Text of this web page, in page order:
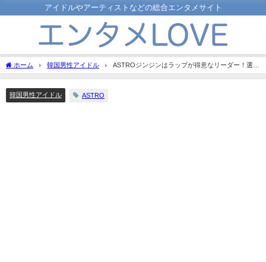
アイドルやアーティストなどの総合エンタメサイト
ホーム 韓国男性アイドル
ASTROジンジンはラップが得意なリーダー！選ば
れた理由を聞いて納得！
韓国男性アイドル ASTRO